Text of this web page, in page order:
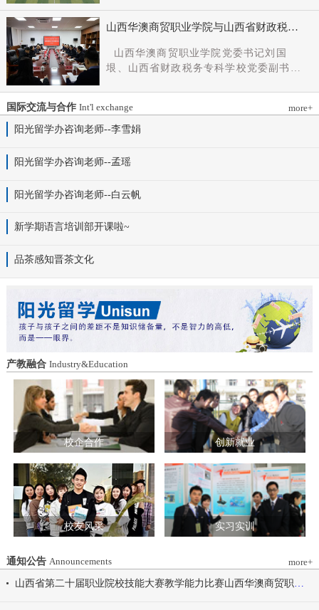
分别作表态发言，刘国垠同志主持会议。
省委组织部干部六处、省委教育工委组织
领导班子成员、中层干部及教师代表参加
会议。
扬，国旗护卫队整齐着装、身姿挺拔、精
神抖擞，护送五星红旗庄严入场，鲜红的
旗帜在春日暖阳下熠熠生辉，彰显着华澳
学子赤诚的家国情怀与昂扬的精神风貌。
紧随其后，校旗方阵、彩旗方阵依次行
进，彩旗猎猎映晴空，灵动的步伐与明媚
景。全场师生肃立，升国旗、奏唱国歌。
冉冉升起，全体师生行注目礼，目光坚
时代华章。 学院院长白峰致开幕词，
动会是学院践行“健康第一”教育理念、推
动会为契机，涵养健康体魄、锤炼坚韧意
志，将赛场上的拼搏精神、协作意识转化
为学习工作的强大动力，凝心聚力、笃行
不怠，共同书写华澳学院高质量发展的崭
新篇章。 本届开幕式以“逐梦 健康 奋进
感恩”为脉络，献上四场精彩展演。 健康
同行，雅韵律动 优雅交谊舞翩跹起舞，
舞步轻盈、配合默契，在旋转与迈步间绽
放自信从容的青春风采。 感恩于心，团
结奋进 歌舞表演温暖有力，音符与舞步
传递同心同行的信念，凝聚团结力量，共
赴赛场追梦之旅。 学院党委书记刘国垠
宣布山西华澳商贸职业学院2026年春季田
径运动会正式开始！
山西华澳商贸职业学院与山西省财政税务
建和思想政治工作结对共建协议
山西华澳商贸职业学院党委书记刘国
垠、山西省财政税务专科学校党委副书记
院长白峰主持。签约仪式现场气氛庄重而
热烈。 山西省财政税务专科学校党委副
本情况以及党建和思政工作方面的做法进
工作向“有效覆盖”“全面提质”提出几点建
议：一要筑牢组织根基。以党建标准化、
组织生活联过等方式，筑牢学校事业发展
源共享机制，共同开发实践教学基地，打
造特色育人载体。三要强化队伍建设。通
过挂职帮带、专题培训、观摩交流等形
式，培育政治强、业务精、作风正的党务
和思政工作队伍。四要推动深度融合。把
结对共建融入专业建设、科研创新、人才
培养、社会服务全过程，让党建引领下的
校际合作，既赋能民办高校规范发展，也
助力公办高校拓展育人维度。 在共同见
证下，三方校领导签署了《党建和思想政
治工作结对共建协议书》。 此次签约不
仅为党建和思想政治工作搭建起常态化、
制度化的交流平台，更为三方在更广领
域、更深层次的合作奠定了坚实基础。相
关责任部门将主动对接、深化交流，推动
共建内容落地见效，共同谱写公办民办高
校协同发展的新篇章。
国际交流与合作 Int'l exchange
more+
阳光留学办咨询老师--李雪娟
阳光留学办咨询老师--孟瑶
阳光留学办咨询老师--白云帆
新学期语言培训部开课啦~
品茶感知晋茶文化
产教融合 Industry&Education
校企合作 创新就业
校友风采 实习实训
通知公告 Announcements
more+
山西省第二十届职业院校技能大赛教学能力比赛山西华澳商贸职业学院参赛团队信息公示